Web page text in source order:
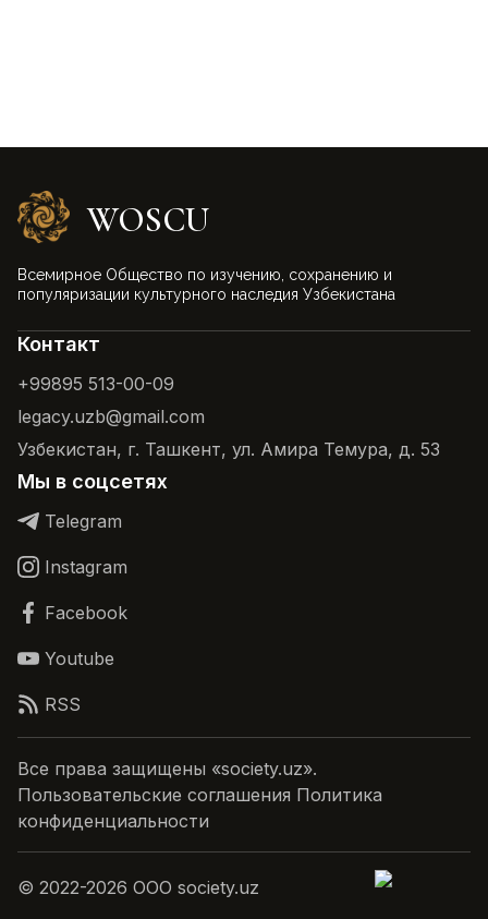
WOSCU
Всемирное Общество по изучению, сохранению и
популяризации культурного наследия Узбекистана
Контакт
+99895 513-00-09
legacy.uzb@gmail.com
Узбекистан, г. Ташкент, ул. Амира Темура, д. 53
Мы в соцсетях
Telegram
Instagram
Facebook
Youtube
RSS
Все права защищены «society.uz».
Пользовательские соглашения Политика
конфиденциальности
© 2022-2026 ООО society.uz